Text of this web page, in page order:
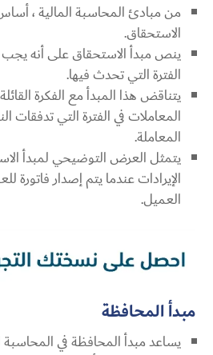
من مبادئ المحاسبة المالية ،
الاستحقاق.
ينص مبدأ الاستحقاق على أنه
الفترة التي تحدث فيها.
يتناقض هذا المبدأ مع الفكرة
المعاملات في الفترة التي تدفقات
المعاملة.
يتمثل العرض التوضيحي لمبدأ
الإيرادات عندما يتم إصدار فاتورة
العميل.
مبدأ المحافظة
يساعد مبدأ المحافظة في المحاسبة